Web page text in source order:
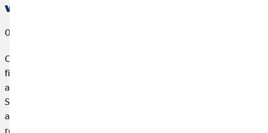
vinculado 2025 a OVB España
06 de marzo de 2026
OVB España, compañía especializada en planificación
financiera para particulares, hemos sido reconocida como la
agencia mejor clasificada en los Premios “Agente Vinculado
Socio Allianz” 2026, un galardón que distingue a los diez
agentes vinculados con mayor puntuación en función de los
resultados obtenidos durante el ejercicio 2025.